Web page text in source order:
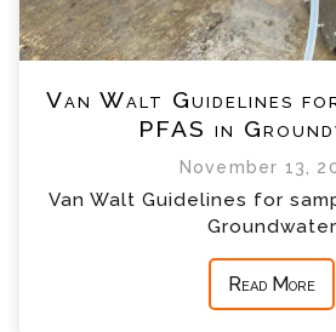
Van Walt Guidelines
PFAS in
November 13,
Van Walt Guidelines for
Groundwater
Read More